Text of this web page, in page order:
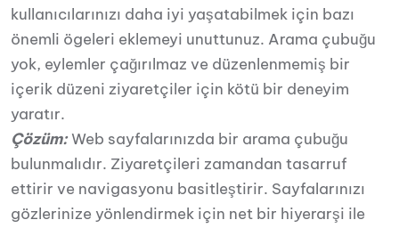
kullanıcılarınızı daha iyi yaşatabilmek için bazı
önemli ögeleri eklemeyi unuttunuz. Arama çubuğu
yok, eylemler çağırılmaz ve düzenlenmemiş bir
içerik düzeni ziyaretçiler için kötü bir deneyim
yaratır.
Çözüm:Web sayfalarınızda bir arama çubuğu
bulunmalıdır. Ziyaretçileri zamandan tasarruf
ettirir ve navigasyonu basitleştirir. Sayfalarınızı
gözlerinize yönlendirmek için net bir hiyerarşi ile